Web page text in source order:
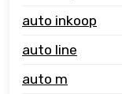
auto inkoop
auto line
auto m